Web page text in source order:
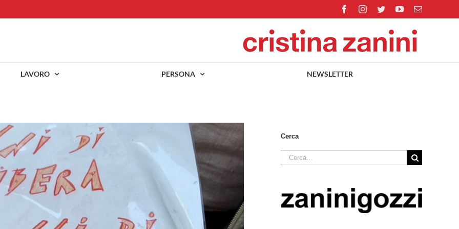
FacebookInstagram
TwitterYouTubeEmail
LAVORO PERSONA NEWSLETTER
Cerca
Cerca
per: